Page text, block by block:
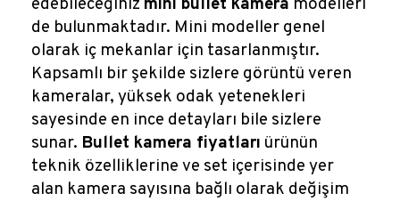
edebileceğiniz mini bullet kamera modelleri
de bulunmaktadır. Mini modeller genel
olarak iç mekanlar için tasarlanmıştır.
Kapsamlı bir şekilde sizlere görüntü veren
kameralar, yüksek odak yetenekleri
sayesinde en ince detayları bile sizlere
sunar. Bullet kamera fiyatları ürünün
teknik özelliklerine ve set içerisinde yer
alan kamera sayısına bağlı olarak değişim